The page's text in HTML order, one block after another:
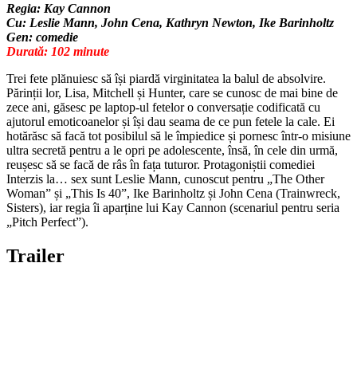
Regia: Kay Cannon
Cu: Leslie Mann, John Cena, Kathryn Newton, Ike Barinholtz
Gen: comedie
Durată: 102 minute
Trei fete plănuiesc să își piardă virginitatea la balul de absolvire.
Părinții lor, Lisa, Mitchell și Hunter, care se cunosc de mai bine de
zece ani, găsesc pe laptop-ul fetelor o conversație codificată cu
ajutorul emoticoanelor și își dau seama de ce pun fetele la cale. Ei
hotărăsc să facă tot posibilul să le împiedice și pornesc într-o misiune
ultra secretă pentru a le opri pe adolescente, însă, în cele din urmă,
reușesc să se facă de râs în fața tuturor. Protagoniștii comediei
Interzis la… sex sunt Leslie Mann, cunoscut pentru „The Other
Woman” și „This Is 40”, Ike Barinholtz și John Cena (Trainwreck,
Sisters), iar regia îi aparține lui Kay Cannon (scenariul pentru seria
„Pitch Perfect”).
Trailer